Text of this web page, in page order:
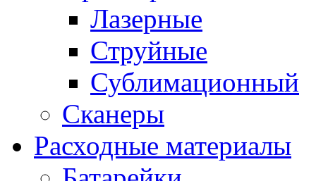
Лазерные
Струйные
Сублимационный
Сканеры
Расходные материалы